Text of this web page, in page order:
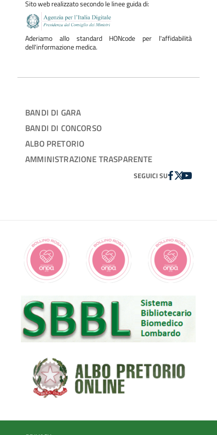
erogabilità delle prestazioni odontoiatriche a carico del
SSN/SSR in allegato
Sito web realizzato secondo le linee guida di:
Aderiamo allo standard HONcode per l'affidabilità
dell'informazione medica.
BANDI DI GARA
BANDI DI CONCORSO
ALBO PRETORIO
AMMINISTRAZIONE TRASPARENTE
SEGUICI SUFACEBOOK
TWITTER
YOUTUBE